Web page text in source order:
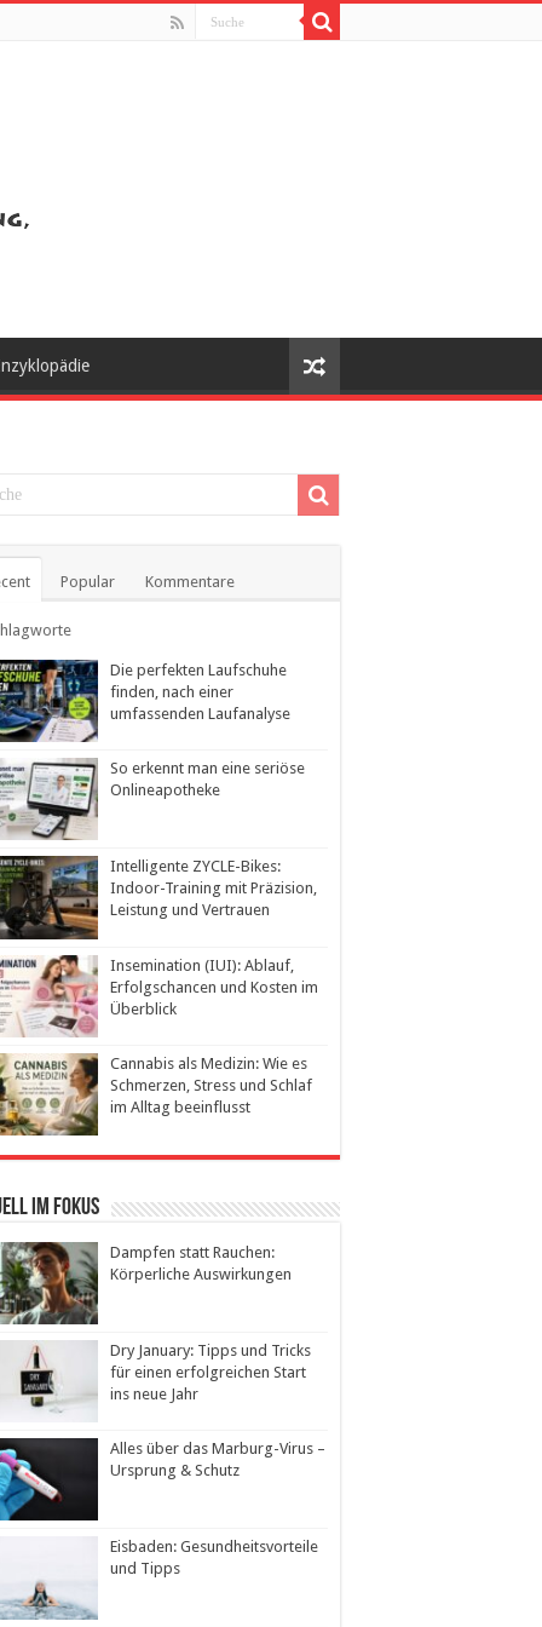
Popular Kommentare
Die perfekten Laufschuhe
finden, nach einer
umfassenden Laufanalyse
So erkennt man eine seriöse
Onlineapotheke
Intelligente ZYCLE-Bikes:
Indoor-Training mit Präzision,
Leistung und Vertrauen
Insemination (IUI): Ablauf,
Erfolgschancen und Kosten im
Überblick
Cannabis als Medizin: Wie es
Schmerzen, Stress und Schlaf
im Alltag beeinflusst
im Fokus
Dampfen statt Rauchen:
Körperliche Auswirkungen
Dry January: Tipps und Tricks
für einen erfolgreichen Start
ins neue Jahr
Alles über das Marburg-Virus –
Ursprung & Schutz
Eisbaden: Gesundheitsvorteile
und Tipps